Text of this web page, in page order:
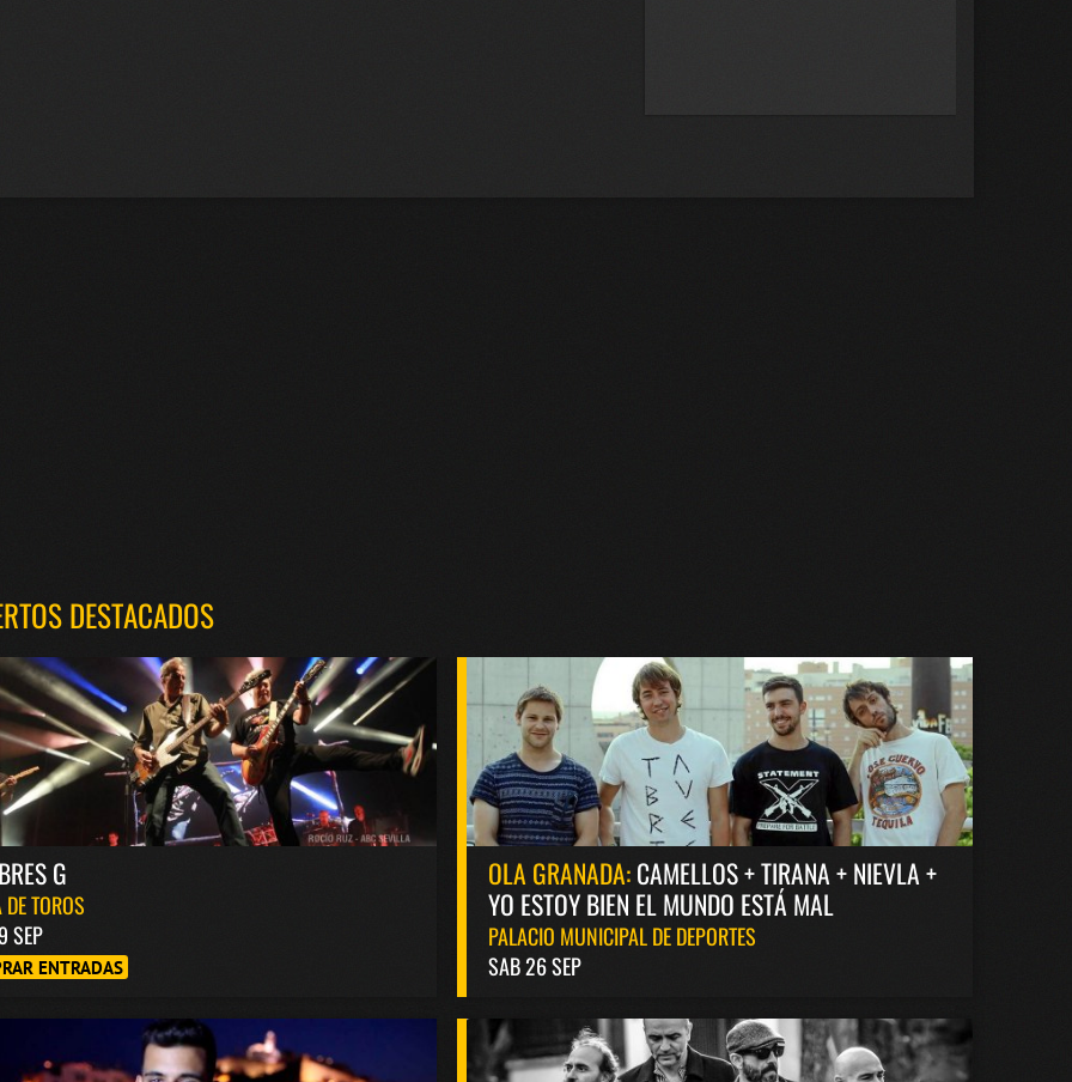
DESTACADOS
G
TOROS
SEP
ENTRADAS
OLA GRANADA:CAMELLOS + TIRANA + NIEVLA +
YO ESTOY BIEN EL MUNDO ESTÁ MAL
PALACIO MUNICIPAL DE DEPORTES
SAB 26 SEP